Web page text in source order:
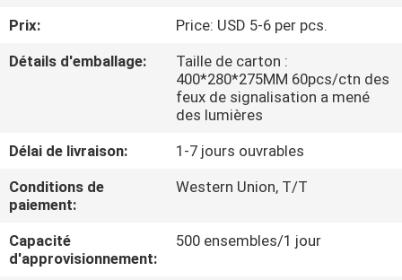
CONTRÔLE
DE
NOUS
CONTACTER
NOUVELLES
Prix:
Price: USD 5-6 per pcs.
Détails d'emballage:
Taille de carton :
400*280*275MM 60pcs/ctn des
feux de signalisation a mené
des lumières
Délai de livraison:
1-7 jours ouvrables
Conditions de
paiement:
Western Union, T/T
Capacité
d'approvisionnement:
500 ensembles/1 jour